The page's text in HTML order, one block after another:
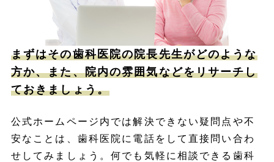
まずはその歯科医院の院長先生がどのような
方か、また、院内の雰囲気などをリサーチし
ておきましょう。
公式ホームページ内では解決できない疑問点や不
安なことは、歯科医院に電話をして直接問い合わ
せしてみましょう。何でも気軽に相談できる歯科